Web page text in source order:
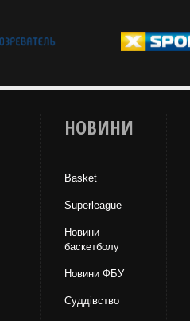
НОВИНИ
Basket
Superleague
Новини
баскетболу
Новини ФБУ
Суддівство